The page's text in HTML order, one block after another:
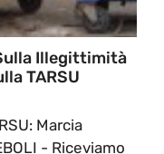
Illegittimità
TARSU
Marcia
- Riceviamo